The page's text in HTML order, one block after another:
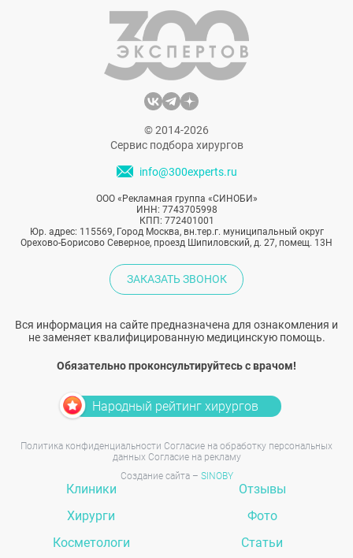
© 2014-2026
Сервис подбора хирургов
info@300experts.ru
ООО «Рекламная группа «СИНОБИ»
ИНН: 7743705998
КПП: 772401001
Юр. адрес: 115569, Город Москва, вн.тер.г. муниципальный округ
Орехово-Борисово Северное, проезд Шипиловский, д. 27, помещ. 13Н
ЗАКАЗАТЬ ЗВОНОК
Вся информация на сайте предназначена для ознакомления и
не заменяет квалифицированную медицинскую помощь.
Обязательно проконсультируйтесь с врачом!
Народный рейтинг хирургов
Политика конфиденциальности Согласие на обработку персональных
данных Согласие на рекламу
Создание сайта – SINOBY
Клиники
Хирурги
Косметологи
Отзывы
Фото
Статьи